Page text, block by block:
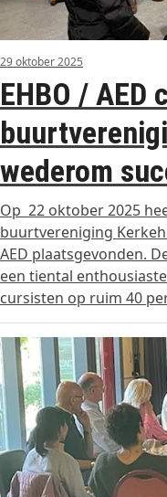
29 oktober 2025
EHBO / AED
wederom
Op 22 oktober 2025
buurtvereniging
AED plaatsgevonden.
een tiental
cursisten op ruim 40